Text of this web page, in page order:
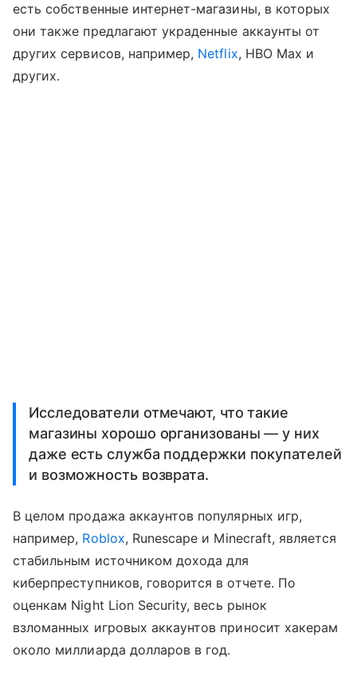
есть собственные интернет-магазины, в которых
они также предлагают украденные аккаунты от
других сервисов, например, Netflix, HBO Max и
других.
Исследователи отмечают, что такие
магазины хорошо организованы — у них
даже есть служба поддержки покупателей
и возможность возврата.
В целом продажа аккаунтов популярных игр,
например, Roblox, Runescape и Minecraft, является
стабильным источником дохода для
киберпреступников, говорится в отчете. По
оценкам Night Lion Security, весь рынок
взломанных игровых аккаунтов приносит хакерам
около миллиарда долларов в год.